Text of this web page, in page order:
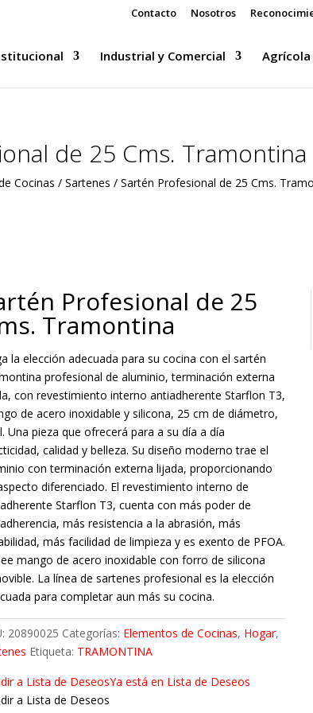
Contacto Nosotros
Industrial y Comercial Agrícola
de 25 Cms. Tramontina
Cocinas / Sartenes / Sartén Profesional de 25 Cms.
Profesional de 25
Tramontina
la elección adecuada para su cocina con el sartén
profesional de aluminio, terminación externa
con revestimiento interno antiadherente Starflon T3,
de acero inoxidable y silicona, 25 cm de diámetro,
Una pieza que ofrecerá para a su día a día
calidad y belleza. Su diseño moderno trae el
con terminación externa lijada, proporcionando
diferenciado. El revestimiento interno de
Starflon T3, cuenta con más poder de
más resistencia a la abrasión, más
más facilidad de limpieza y es exento de PFOA.
mango de acero inoxidable con forro de silicona
La línea de sartenes profesional es la elección
para completar aun más su cocina.
20890025 Categorías: Elementos de Cocinas, Hogar,
Etiqueta: TRAMONTINA
a Lista de DeseosYa está en Lista de Deseos
a Lista de Deseos